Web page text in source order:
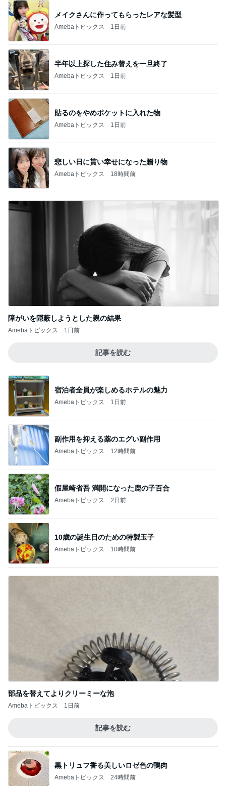
メイクさんに作ってもらったレアな髪型
Amebaトピックス 1日前
半年以上探した住み替えを一旦終了
Amebaトピックス 1日前
貼るのをやめポケットに入れた物
Amebaトピックス 1日前
悲しい日に貰い幸せになった贈り物
Amebaトピックス 18時間前
障がいを隠蔽しようとした親の結果
Amebaトピックス 1日前
記事を読む
宿泊者全員が楽しめるホテルの魅力
Amebaトピックス 1日前
副作用を抑える薬のエグい副作用
Amebaトピックス 12時間前
假屋崎省吾 満開になった鹿の子百合
Amebaトピックス 2日前
10歳の誕生日のための特製玉子
Amebaトピックス 10時間前
部品を替えてよりクリーミーな泡
Amebaトピックス 1日前
記事を読む
黒トリュフ香る美しいロゼ色の鴨肉
Amebaトピックス 24時間前